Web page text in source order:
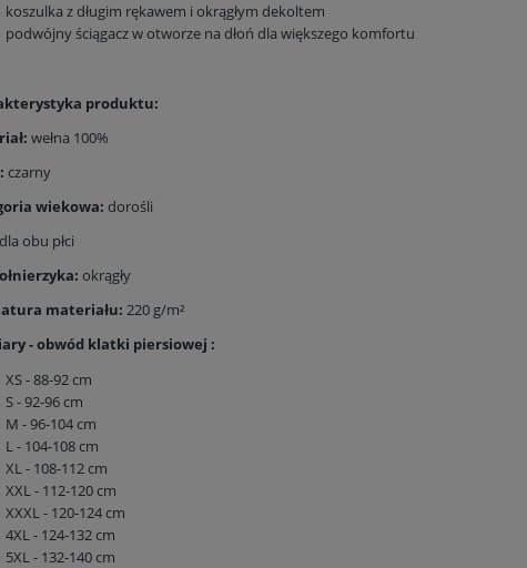
koszulka z długim rękawem i okrągłym dekoltem
podwójny ściągacz w otworze na dłoń dla większego komfortu
terystyka produktu:
wełna 100%
czarny
wiekowa: dorośli
dla obu płci
okrągły
materiału: 220 g/m²
- obwód klatki piersiowej :
XS - 88-92 cm
S - 92-96 cm
M - 96-104 cm
L - 104-108 cm
XL - 108-112 cm
XXL - 112-120 cm
XXXL - 120-124 cm
4XL - 124-132 cm
5XL - 132-140 cm